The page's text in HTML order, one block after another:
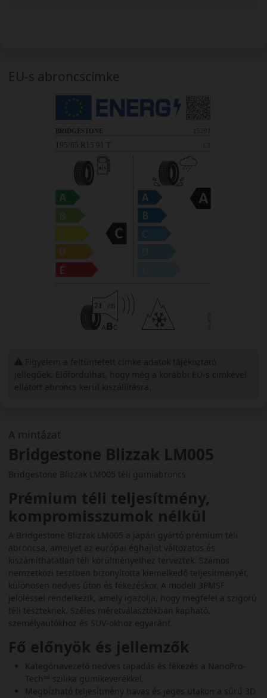
A mintázat
Bridgestone Blizzak LM005
Bridgestone Blizzak LM005 téli gumiabroncs
Prémium téli teljesítmény,
kompromisszumok nélkül
A Bridgestone Blizzak LM005 a japán gyártó prémium téli
abroncsa, amelyet az európai éghajlat változatos és
kiszámíthatatlan téli körülményeihez terveztek. Számos
nemzetközi tesztben bizonyította kiemelkedő teljesítményét,
különösen nedves úton és fékezéskor. A modell 3PMSF
jelöléssel rendelkezik, amely igazolja, hogy megfelel a szigorú
téli teszteknek. Széles méretválasztékban kapható,
személyautókhoz és SUV-okhoz egyaránt.
Fő előnyök és jellemzők
Kategóriavezető nedves tapadás és fékezés a NanoPro-
Tech™ szilika gumikeverékkel.
Megbízható teljesítmény havas és jeges utakon a sűrű 3D
EU-s abroncscímke